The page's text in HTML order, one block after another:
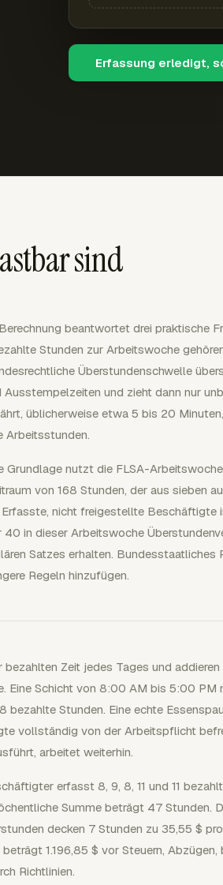
Erfassung erledigt,
sind
beantwortet drei praktische
Stunden zur Arbeitswoche
Überstundenschwelle
und zieht dann nur
üblicherweise etwa 5 bis 20
Arbeitsstunden.
Grundlage nutzt die FLSA-
von 168 Stunden, der aus sieben
nicht freigestellte Beschäftigte
40 in dieser Arbeitswoche
Satzes erhalten. Bundesstaatliches
Regeln hinzufügen.
bezahlten Zeit jedes Tages und
Eine Schicht von 8:00 AM bis 5:00 PM
bezahlte Stunden. Eine echte
vollständig von der Arbeitspflicht
arbeitet weiterhin.
erfasst 8, 9, 8, 11 und 11
Summe beträgt 47 Stunden.
decken 7 Stunden zu 35,55 $
1.196,85 $ vor Steuern,
Richtlinien.